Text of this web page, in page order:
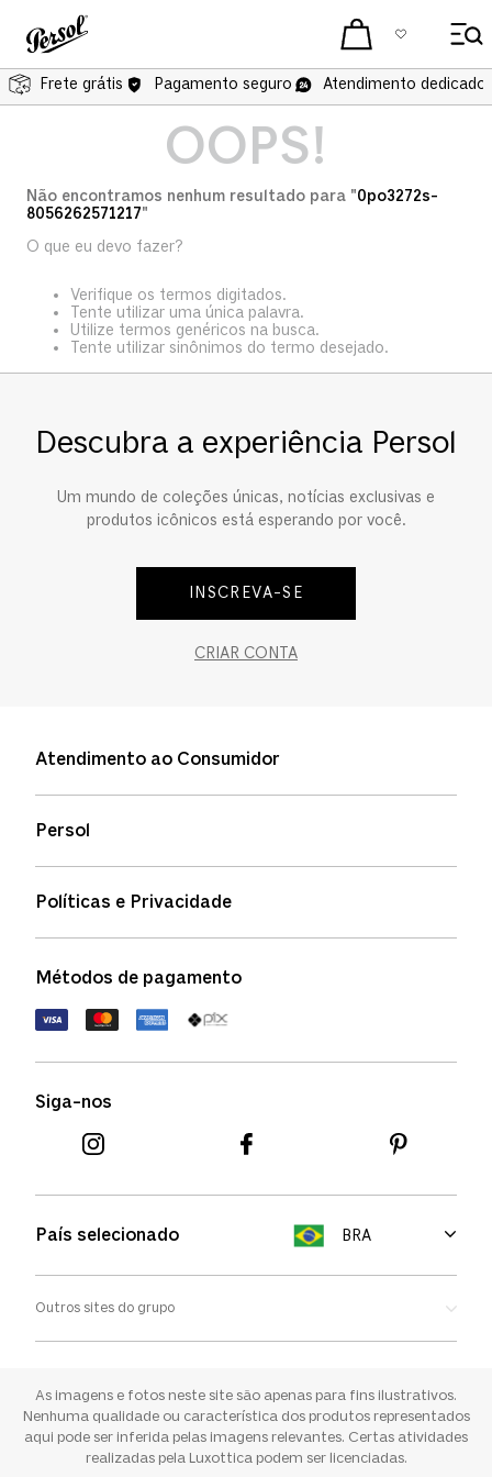
Frete grátis Pagamento seguro Atendimento dedicado
OOPS!
Não encontramos nenhum resultado para "0po3272s-
8056262571217"
O que eu devo fazer?
Verifique os termos digitados.
Tente utilizar uma única palavra.
Utilize termos genéricos na busca.
Tente utilizar sinônimos do termo desejado.
Descubra a experiência Persol
Um mundo de coleções únicas, notícias exclusivas e
produtos icônicos está esperando por você.
INSCREVA-SE
CRIAR CONTA
Atendimento ao Consumidor
Status de pedidos
Política de garantia
FAQs
Persol
Políticas e Privacidade
Política de devolução
Termos de uso
Métodos de pagamento
Siga-nos
País selecionado BRA
Outros sites do grupo
Ray-ban
Sunglass Hut
As imagens e fotos neste site são apenas para fins ilustrativos.
Nenhuma qualidade ou característica dos produtos representados
aqui pode ser inferida pelas imagens relevantes. Certas atividades
realizadas pela Luxottica podem ser licenciadas.